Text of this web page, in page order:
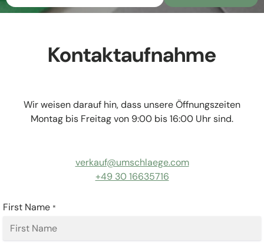
Kontaktaufnahme
Wir weisen darauf hin, dass unsere Öffnungszeiten
Montag bis Freitag von 9:00 bis 16:00 Uhr sind.
verkauf@umschlaege.com
+49 30 16635716
First Name *